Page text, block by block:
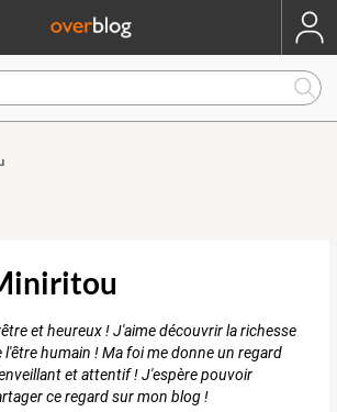
et heureux ! J'aime découvrir la richesse
l'être humain ! Ma foi me donne un regard
et attentif ! J'espère pouvoir
ce regard sur mon blog !